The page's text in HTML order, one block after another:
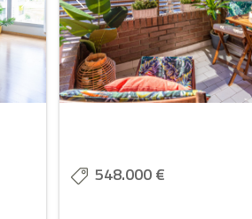
548.000 €